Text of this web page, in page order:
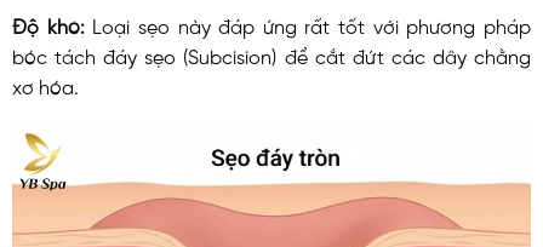
Độ khó: Loại sẹo này đáp ứng rất tốt với phương pháp
bóc tách đáy sẹo (Subcision) để cắt đứt các dây chằng
xơ hóa.